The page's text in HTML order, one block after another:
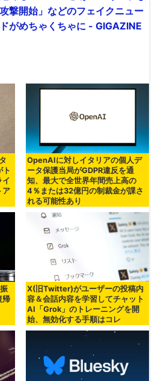
撃開始」などのフェイクニュー
がめちゃくちゃに - GIGAZINE
ト
イ
ア
OpenAIに対しイタリアの個人デ
ータ保護当局がGDPR違反を通
知、最大で全世界年間売上高の
4％または32億円の制裁金が課さ
れる可能性あり
帰
X(旧Twitter)がユーザーの投稿内
容＆会話内容を学習してチャット
AI「Grok」のトレーニングを開
始、無効化する手順はコレ